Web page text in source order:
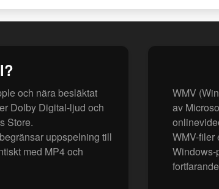
och nära besläktat
Dolby Digital-ljud och
Store.
uppspelning till
med MP4 och
WMV
av
WMV-filer
Windows-